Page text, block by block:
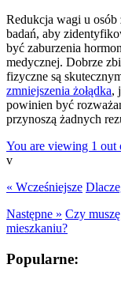
Redukcja wagi u osób
badań, aby
być zaburzenia
medycznej. Dobrze
fizyczne są
zmniejszenia żołądka,
powinien być
przynoszą żadnych
You are viewing 1 out
v
« Wcześniejsze
Następne » Czy
mieszkaniu?
Popularne: